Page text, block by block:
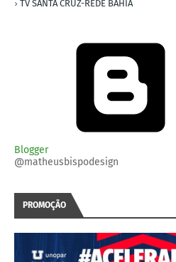
TV SANTA CRUZ-REDE BAHIA
Blogger
@matheusbispodesign
PROMOÇÃO